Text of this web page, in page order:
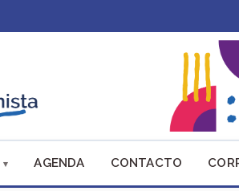
AGENDA CONTACTO